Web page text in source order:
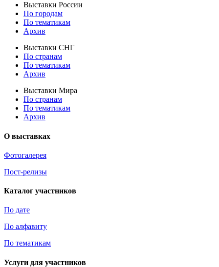
Выставки России
По городам
По тематикам
Архив
Выставки СНГ
По странам
По тематикам
Архив
Выставки Мира
По странам
По тематикам
Архив
О выставках
Фотогалерея
Пост-релизы
Каталог участников
По дате
По алфавиту
По тематикам
Услуги для участников